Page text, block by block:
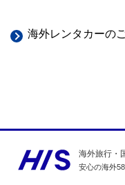
海外レンタカーの
海外旅行・
安心の海外